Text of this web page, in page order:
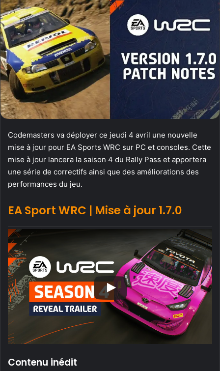
Codemasters va déployer ce jeudi 4 avril une nouvelle
mise à jour pour EA Sports WRC sur PC et consoles. Cette
mise à jour lancera la saison 4 du Rally Pass et apportera
une série de correctifs ainsi que des améliorations des
performances du jeu.
EA Sport WRC | Mise à jour 1.7.0
Contenu inédit